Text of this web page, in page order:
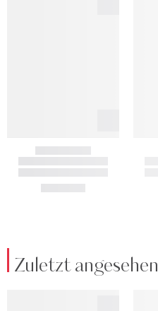
Zuletzt angesehen